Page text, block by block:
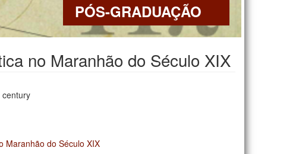
PÓS-GRADUAÇÃO
no Maranhão do Século XIX
Maranhão do Século XIX